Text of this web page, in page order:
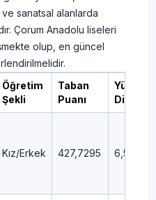
sanatsal alanlarda
Çorum Anadolu liseleri
olup, en güncel
Öğretim
Şekli
Taban
Puanı
Yüzdelik
Dilim
Kız/Erkek 427,7295 6,52